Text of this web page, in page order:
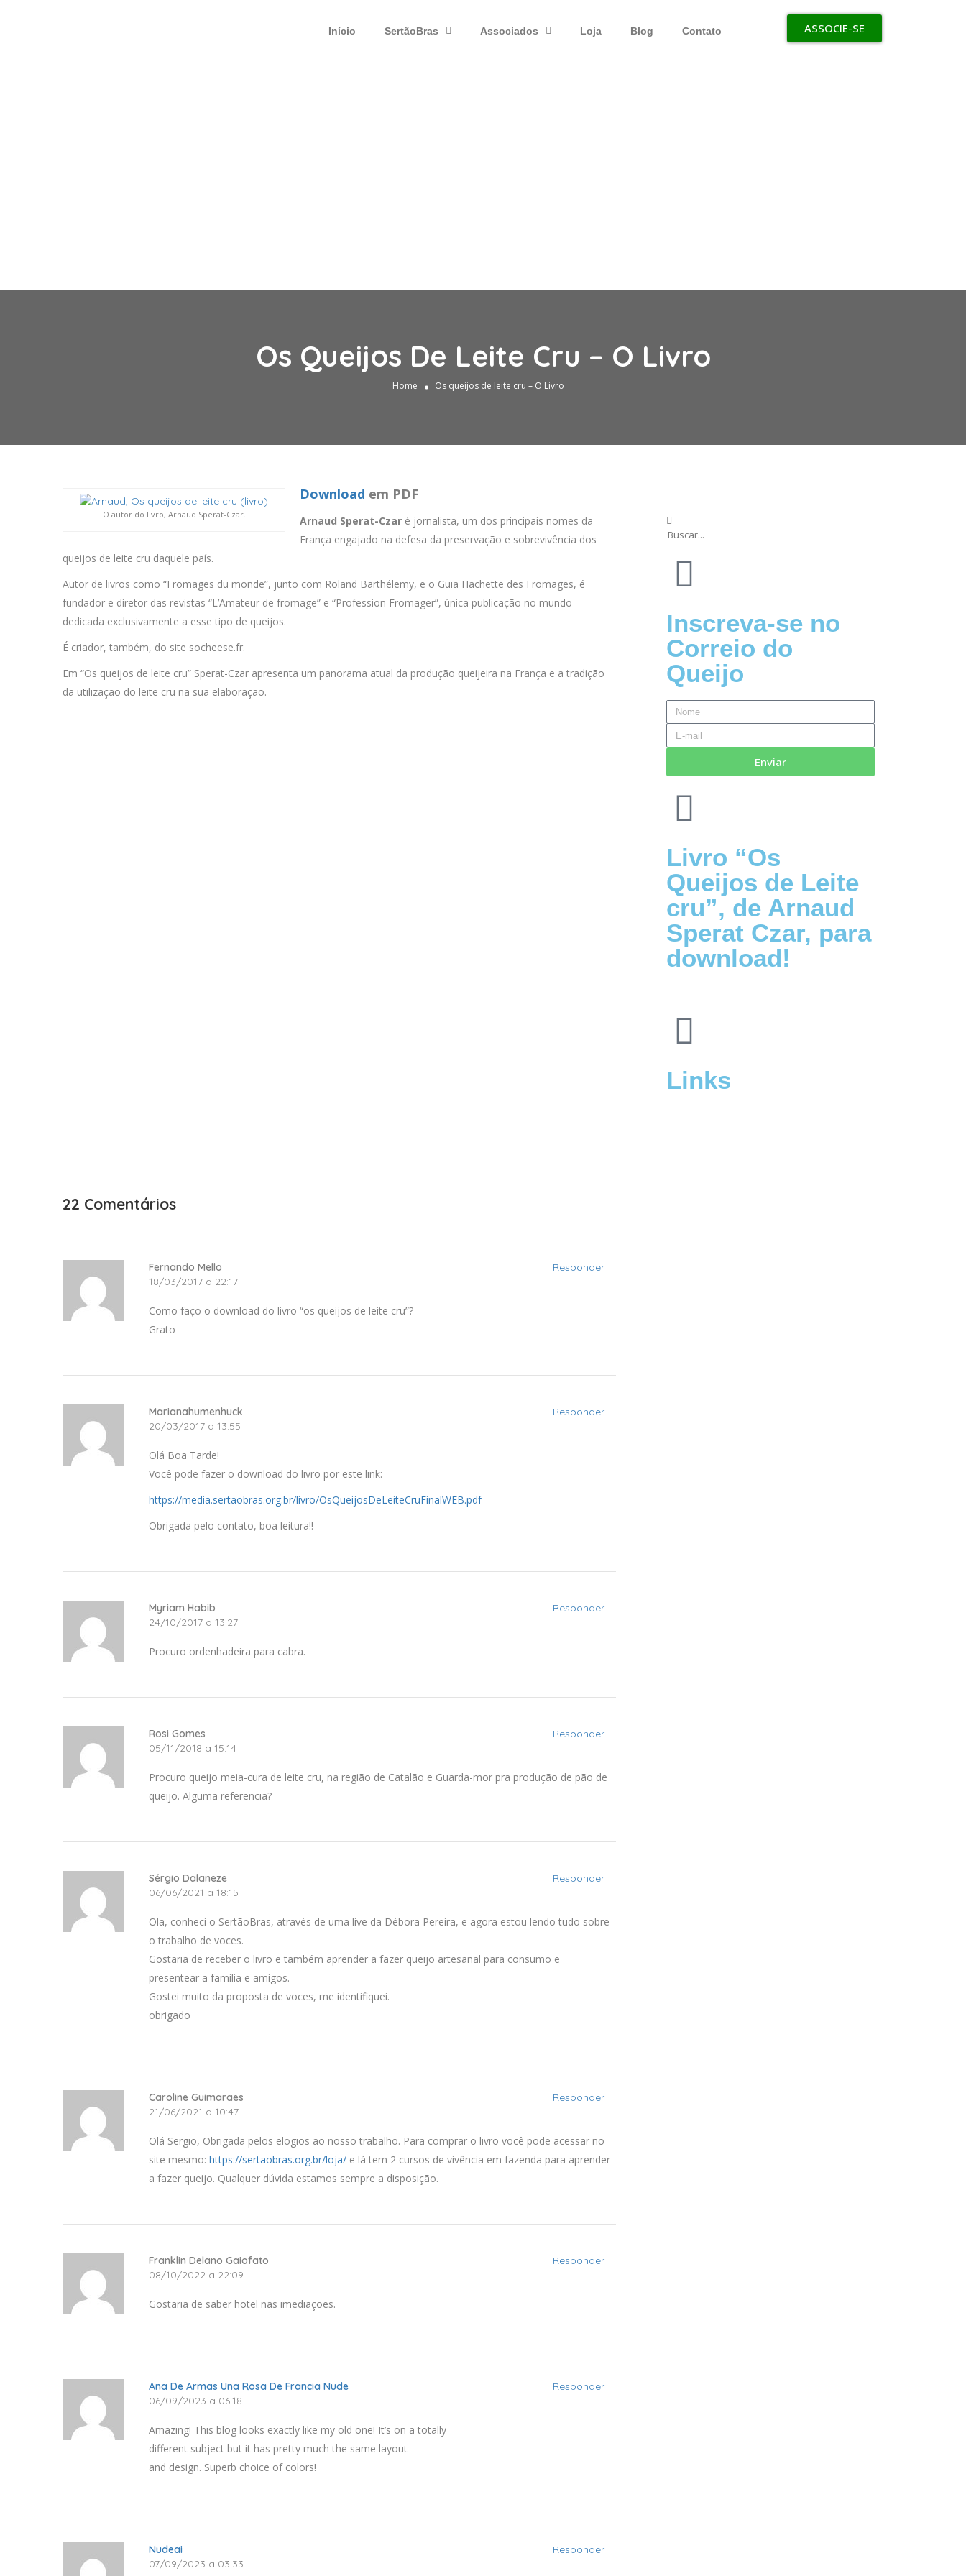
Início SertãoBras Associados Loja Blog Contato ASSOCIE-SE
Os Queijos De Leite Cru – O Livro
Home Os queijos de leite cru – O Livro
O autor do livro, Arnaud Sperat-Czar.
Download em PDF
Arnaud Sperat-Czar é jornalista, um dos principais nomes da
França engajado na defesa da preservação e sobrevivência dos
queijos de leite cru daquele país.
Autor de livros como “Fromages du monde”, junto com Roland Barthélemy, e o Guia Hachette des Fromages, é
fundador e diretor das revistas “L’Amateur de fromage” e “Profession Fromager”, única publicação no mundo
dedicada exclusivamente a esse tipo de queijos.
É criador, também, do site socheese.fr.
Em “Os queijos de leite cru” Sperat-Czar apresenta um panorama atual da produção queijeira na França e a tradição
da utilização do leite cru na sua elaboração.
22 Comentários
Fernando Mello
18/03/2017 a 22:17
Responder
Como faço o download do livro “os queijos de leite cru”?
Grato
Marianahumenhuck
20/03/2017 a 13:55
Responder
Olá Boa Tarde!
Você pode fazer o download do livro por este link:
https://media.sertaobras.org.br/livro/OsQueijosDeLeiteCruFinalWEB.pdf
Obrigada pelo contato, boa leitura!!
Myriam Habib
24/10/2017 a 13:27
Responder
Procuro ordenhadeira para cabra.
Rosi Gomes
05/11/2018 a 15:14
Responder
Procuro queijo meia-cura de leite cru, na região de Catalão e Guarda-mor pra produção de pão de
queijo. Alguma referencia?
Sérgio Dalaneze
06/06/2021 a 18:15
Responder
Ola, conheci o SertãoBras, através de uma live da Débora Pereira, e agora estou lendo tudo sobre
o trabalho de voces.
Gostaria de receber o livro e também aprender a fazer queijo artesanal para consumo e
presentear a familia e amigos.
Gostei muito da proposta de voces, me identifiquei.
obrigado
Caroline Guimaraes
21/06/2021 a 10:47
Responder
Olá Sergio, Obrigada pelos elogios ao nosso trabalho. Para comprar o livro você pode acessar no
site mesmo: https://sertaobras.org.br/loja/e lá tem 2 cursos de vivência em fazenda para aprender
a fazer queijo. Qualquer dúvida estamos sempre a disposição.
Franklin Delano Gaiofato
08/10/2022 a 22:09
Responder
Gostaria de saber hotel nas imediações.
Ana De Armas Una Rosa De Francia Nude
06/09/2023 a 06:18
Responder
Amazing! This blog looks exactly like my old one! It’s on a totally
different subject but it has pretty much the same layout
and design. Superb choice of colors!
Nudeai
07/09/2023 a 03:33
Responder
Inscreva-se no
Correio do
Queijo
Enviar
Livro “Os
Queijos de Leite
cru”, de Arnaud
Sperat Czar, para
download!
Links